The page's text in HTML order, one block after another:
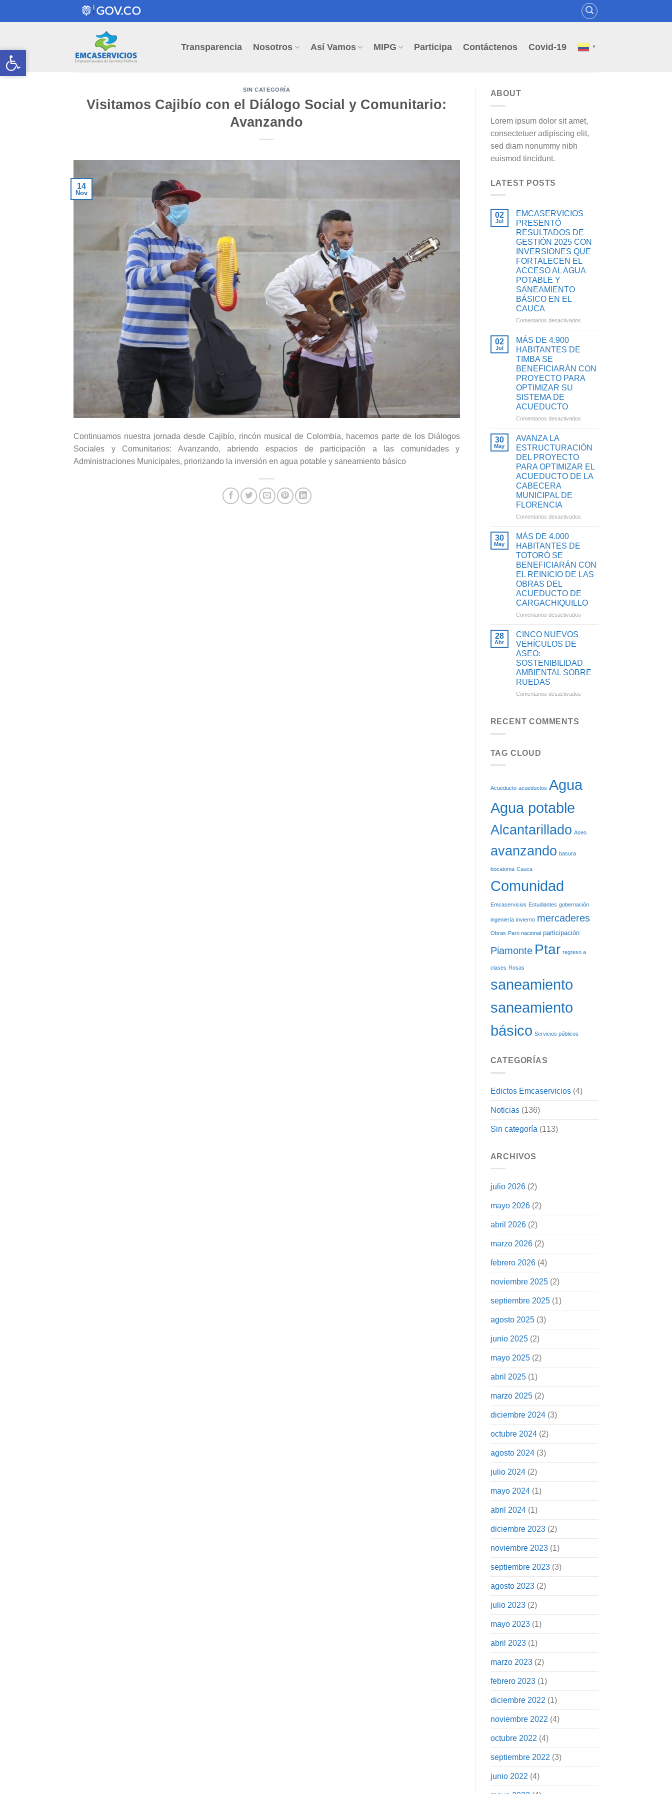
Transparencia Nosotros Así Vamos MIPG Participa Contáctenos Covid-19 ▼
SIN CATEGORÍA
Visitamos Cajibío con el Diálogo Social y Comunitario:
Avanzando
14
Nov
Continuamos nuestra jornada desde Cajibío, rincón musical de Colombia, hacemos parte de los Diálogos
Sociales y Comunitarios: Avanzando, abriendo espacios de participación a las comunidades y
Administraciones Municipales, priorizando la inversión en agua potable y saneamiento básico
ABOUT
Lorem ipsum dolor sit amet,
consectetuer adipiscing elit,
sed diam nonummy nibh
euismod tincidunt.
LATEST POSTS
02
Jul
EMCASERVICIOS
PRESENTÓ
RESULTADOS DE
GESTIÓN 2025 CON
INVERSIONES QUE
FORTALECEN EL
ACCESO AL AGUA
POTABLE Y
SANEAMIENTO
BÁSICO EN EL
CAUCA
Comentarios desactivadosen
2025
CON
ACCESO
POTABLE
SANEAMIENTO
BÁSICO
02
Jul
MÁS DE 4.900
HABITANTES DE
TIMBA SE
BENEFICIARÁN CON
PROYECTO PARA
OPTIMIZAR SU
SISTEMA DE
ACUEDUCTO
Comentarios desactivadosen
4.900
HABITANTES
TIMBA
SE
OPTIMIZAR
30
May
AVANZA LA
ESTRUCTURACIÓN
DEL PROYECTO
PARA OPTIMIZAR EL
ACUEDUCTO DE LA
CABECERA
MUNICIPAL DE
FLORENCIA
Comentarios desactivadosen
PARA
OPTIMIZAR
ACUEDUCTO
DE
CABECERA
30
May
MÁS DE 4.000
HABITANTES DE
TOTORÓ SE
BENEFICIARÁN CON
EL REINICIO DE LAS
OBRAS DEL
ACUEDUCTO DE
CARGACHIQUILLO
Comentarios desactivadosen
TOTORÓ
SE
28
Abr
CINCO NUEVOS
VEHÍCULOS DE
ASEO:
SOSTENIBILIDAD
AMBIENTAL SOBRE
RUEDAS
Comentarios desactivadosen
RECENT COMMENTS
TAG CLOUD
Acueducto acueductos Agua
Agua potable
Alcantarillado Aseo
avanzando basura
bocatoma Cauca
Comunidad
Emcaservicios Estudiantes gobernación
ingeniería invierno mercaderes
Obras Paro nacional participación
Piamonte Ptar regreso a
clases Rosas
saneamiento
saneamiento
básico Servicios públicos
CATEGORÍAS
Edictos Emcaservicios(4)
Noticias(136)
Sin categoría (113)
ARCHIVOS
julio 2026(2)
mayo 2026(2)
abril 2026(2)
marzo 2026(2)
febrero 2026(4)
noviembre 2025(2)
septiembre 2025(1)
agosto 2025(3)
junio 2025(2)
mayo 2025(2)
abril 2025(1)
marzo 2025(2)
diciembre 2024(3)
octubre 2024(2)
agosto 2024(3)
julio 2024(2)
mayo 2024(1)
abril 2024(1)
diciembre 2023(2)
noviembre 2023(1)
septiembre 2023(3)
agosto 2023(2)
julio 2023(2)
mayo 2023(1)
abril 2023(1)
marzo 2023(2)
febrero 2023(1)
diciembre 2022 (1)
noviembre 2022 (4)
octubre 2022 (4)
septiembre 2022 (3)
junio 2022 (4)
Open toolbar
Open toolbar